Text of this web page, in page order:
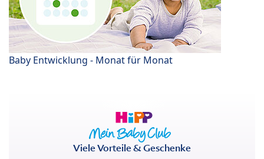
Baby Entwicklung - Monat für Monat
Viele Vorteile & Geschenke